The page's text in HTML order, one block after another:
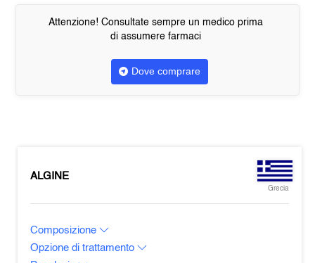
Attenzione! Consultate sempre un medico prima
di assumere farmaci
Dove comprare
ALGINE
Grecia
Composizione
Opzione di trattamento